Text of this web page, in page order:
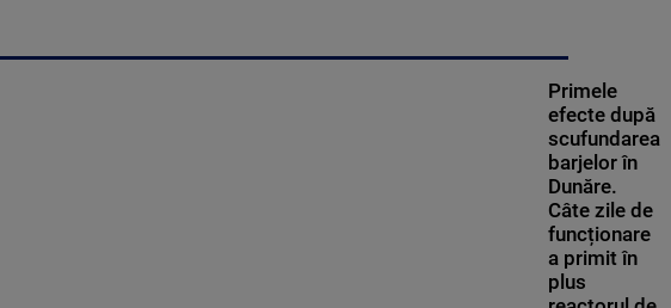
Primele
efecte după
scufundarea
barjelor în
Dunăre.
Câte zile de
funcționare
a primit în
plus